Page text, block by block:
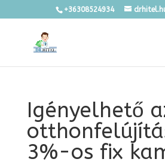
+36308524934
Igényelhető
3%-os fix